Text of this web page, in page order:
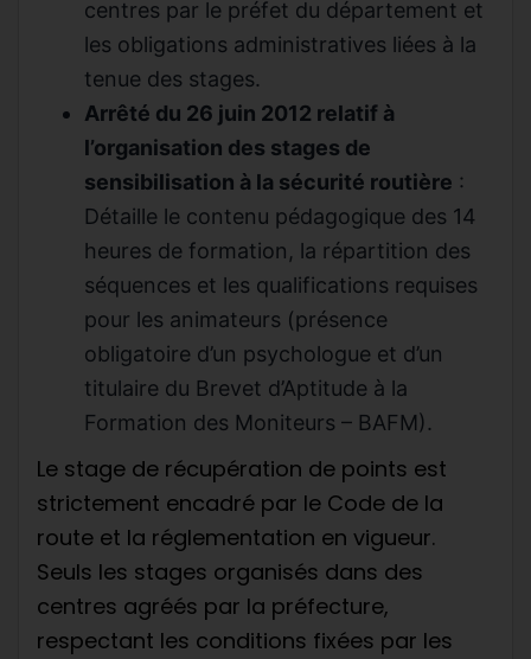
centres par le préfet du département et
les obligations administratives liées à la
tenue des stages.
Arrêté du 26 juin 2012 relatif à
l’organisation des stages de
sensibilisation à la sécurité routière :
Détaille le contenu pédagogique des 14
heures de formation, la répartition des
séquences et les qualifications requises
pour les animateurs (présence
obligatoire d’un psychologue et d’un
titulaire du Brevet d’Aptitude à la
Formation des Moniteurs – BAFM).
Le stage de récupération de points est
strictement encadré par le Code de la
route et la réglementation en vigueur.
Seuls les stages organisés dans des
centres agréés par la préfecture,
respectant les conditions fixées par les